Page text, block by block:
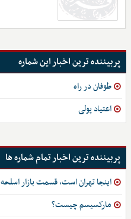
پربیننده ترین اخبار این شماره
طوفان در راه
اعتیاد پولی
پربیننده ترین اخبار تمام شماره ها
اینجا تهران است، قسمت بازار اسلحه
مارکسیسم چیست؟